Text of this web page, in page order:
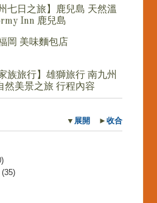
七日之旅】鹿兒島 天然溫
Inn 鹿兒島
岡 美味麵包店
族旅行】雄獅旅行 南九州
然美景之旅 行程內容
▼ 展開 ► 收合
(35)